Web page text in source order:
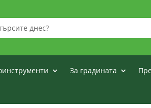
За градината